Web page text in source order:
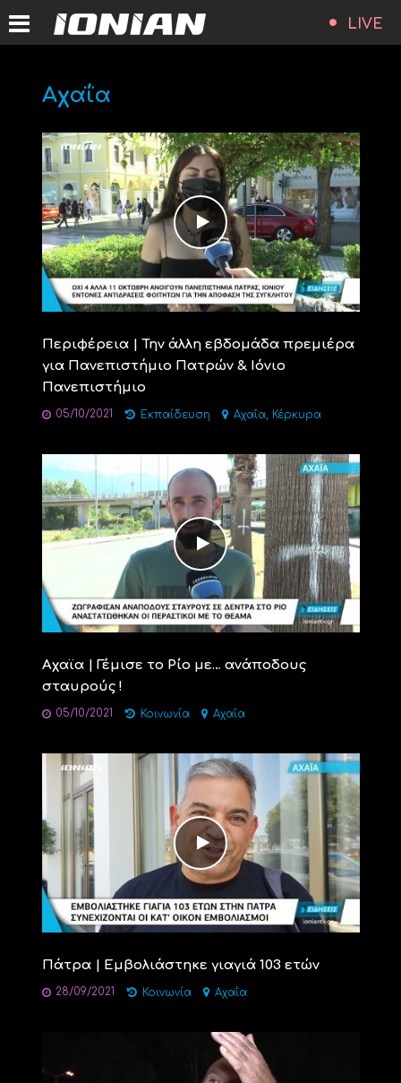
LIVE
Αχαΐα
Περιφέρεια | Την άλλη εβδομάδα πρεμιέρα
για Πανεπιστήμιο Πατρών & Ιόνιο
Πανεπιστήμιο
05/10/2021 Εκπαίδευση Αχαΐα, Κέρκυρα
Αχαϊα | Γέμισε το Ρίο με… ανάποδους
σταυρούς !
05/10/2021 Κοινωνία Αχαΐα
Πάτρα | Εμβολιάστηκε γιαγιά 103 ετών
28/09/2021 Κοινωνία Αχαΐα